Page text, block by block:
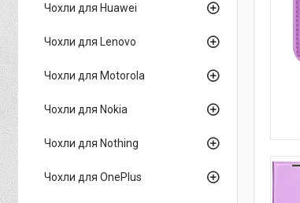
Чохли для Huawei
Чохли для Lenovo
Чохли для Motorola
Чохли для Nokia
Чохли для Nothing
Чохли для OnePlus